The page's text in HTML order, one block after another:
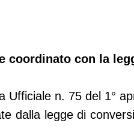
coordinato con la
Ufficialen. 75 del 1°
dalla legge di